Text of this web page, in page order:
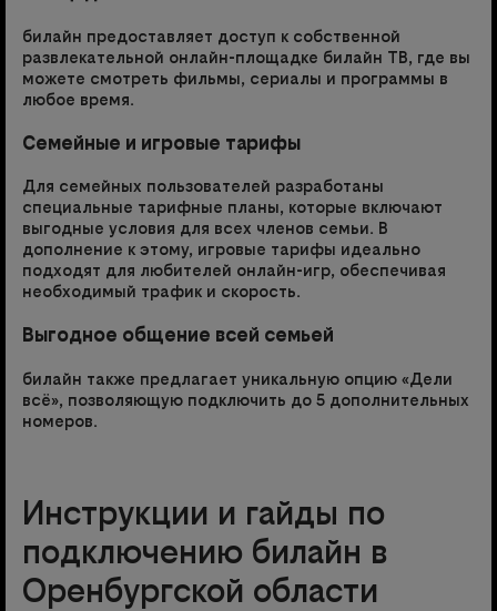
билайн предоставляет доступ к собственной
развлекательной онлайн-площадке билайн ТВ, где вы
можете смотреть фильмы, сериалы и программы в
любое время.
Семейные и игровые тарифы
Для семейных пользователей разработаны
специальные тарифные планы, которые включают
выгодные условия для всех членов семьи. В
дополнение к этому, игровые тарифы идеально
подходят для любителей онлайн-игр, обеспечивая
необходимый трафик и скорость.
Выгодное общение всей семьей
билайн также предлагает уникальную опцию «Дели
всё», позволяющую подключить до 5 дополнительных
номеров.
Инструкции и гайды по
подключению билайн в
Оренбургской области